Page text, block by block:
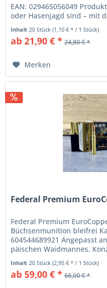
EAN: 029465056049
oder Hasenjagd sind – mit
Inhalt20 Stück(1,10 € * / 1 Stück)
ab 21,90 € * 24,80 € *
Merken
Federal Premium
Federal Premium
Büchsenmunition bleifrei
604544689921 Angepasst
päischen Waidmannes.
Inhalt20 Stück(2,95 € * / 1 Stück)
ab 59,00 € * 66,00 € *